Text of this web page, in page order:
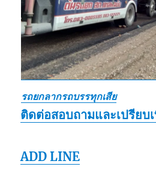
รถยกลากรถบรรทุกเสีย
ติดต่อสอบถามและเปรียบ
ADD LINE